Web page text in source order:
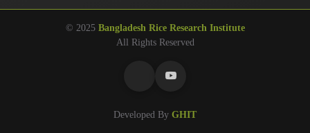
© 2025 Bangladesh Rice Research Institute
All Rights Reserved
Developed By GHIT